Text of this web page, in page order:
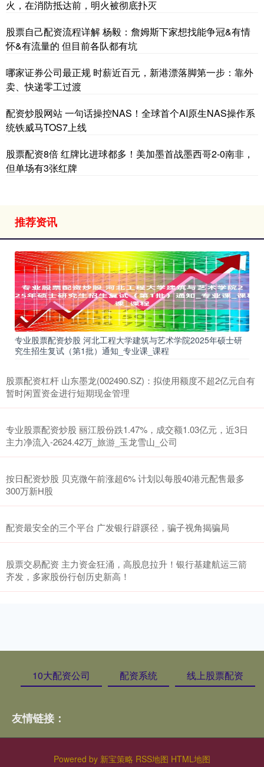
火，在消防抵达前，明火被彻底扑灭
股票自己配资流程详解 杨毅：詹姆斯下家想找能争冠&有情
怀&有流量的 但目前各队都有坑
哪家证券公司最正规 时薪近百元，新港漂落脚第一步：靠外
卖、快递零工过渡
配资炒股网站 一句话操控NAS！全球首个AI原生NAS操作系
统铁威马TOS7上线
股票配资8倍 红牌比进球都多！美加墨首战墨西哥2-0南非，
但单场有3张红牌
推荐资讯
专业股票配资炒股 河北工程大学建筑与艺术学院2025年硕士研
究生招生复试（第1批）通知_专业课_课程
股票配资杠杆 山东墨龙(002490.SZ)：拟使用额度不超2亿元自有
暂时闲置资金进行短期现金管理
专业股票配资炒股 丽江股份跌1.47%，成交额1.03亿元，近3日
主力净流入-2624.42万_旅游_玉龙雪山_公司
按日配资炒股 贝克微午前涨超6% 计划以每股40港元配售最多
300万新H股
配资最安全的三个平台 广发银行辟蹊径，骗子视角揭骗局
股票交易配资 主力资金狂涌，高股息拉升！银行基建航运三箭
齐发，多家股份行创历史新高！
10大配资公司 配资系统 线上股票配资
友情链接：
Powered by 新宝策略 RSS地图 HTML地图